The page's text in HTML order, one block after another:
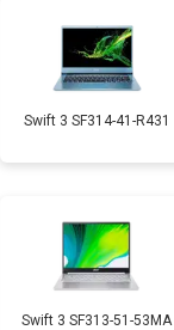
Swift 3 SF314-41-R431
Swift 3 SF313-51-53MA